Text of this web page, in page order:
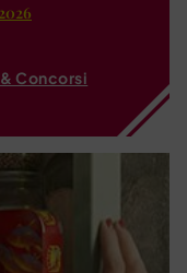
Concorsi